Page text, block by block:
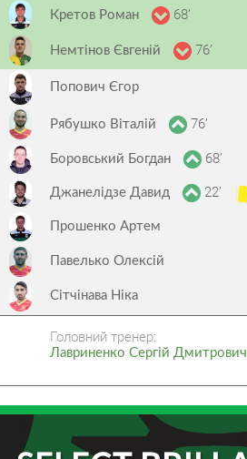
Кретов Роман 68’
Немтінов Євгеній 76’
Попович Єгор
Рябушко Віталій 76’
Боровський Богдан 68’
Джанелідзе Давид 22’
Прошенко Артем
Павелько Олексій
Сітчінава Ніка
Головний тренер:
Лавриненко Сергій Дмитрович